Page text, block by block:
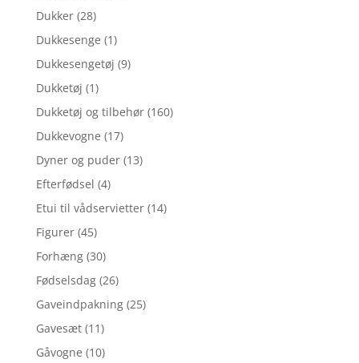
Dukker (28)
Dukkesenge (1)
Dukkesengetøj (9)
Dukketøj (1)
Dukketøj og tilbehør (160)
Dukkevogne (17)
Dyner og puder (13)
Efterfødsel (4)
Etui til vådservietter (14)
Figurer (45)
Forhæng (30)
Fødselsdag (26)
Gaveindpakning (25)
Gavesæt (11)
Gåvogne (10)